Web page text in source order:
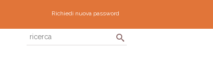
Richiedi nuova password